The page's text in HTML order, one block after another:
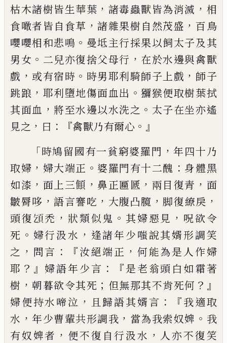
枯木諸樹皆生華葉 ， 諸毒蟲獸皆為消滅 ， 相
食噉者皆 自食草 ，諸雜果樹自然茂盛 ， 百鳥
嚶嚶相和悲鳴 。 曼坻主行採果以飼太子及其
男女 。 二兒亦復捨父母行 ， 在於水邊與禽獸
戲 ， 或有宿時 。 時男耶利騎師子上戲 ， 師子
跳踉 ， 耶利墮地傷面血出 。獼猴便取樹葉拭
其面血 ， 將至水邊以水洗之 。 太子在坐亦遙
見之 ， 曰 ：『禽獸乃有爾心 。』
「時鳩留國有一貧窮婆羅門 ， 年四十乃
取婦 ， 婦大端正 。 婆羅門有十二醜 ： 身體黑
如漆 ， 面 上三顀 ，鼻正匾㔸 ， 兩目復青 ， 面
皺脣哆 ，語言謇吃 ， 大腹凸臗 ， 脚復繚戾 ，
頭復𩑔禿 ， 狀類似鬼 。 其婦惡見 ， 呪欲令
死 。 婦行汲水 ， 逢諸年少嗤說其婿形調笑
之 ， 問言 ：『汝絕端正 ， 何能為是人作婦
耶 ？』 婦語年少言 ：『是老翁頭白如霜著
樹 ，朝暮欲令其死 ； 但無那其不肯死何 ？』
婦便持水啼泣 ， 且歸語其婿言 ：『我適取
水 ， 年少曹輩共形調我 ， 當為我索奴婢 。 我
有奴婢者 ， 便不復自行汲水 ， 人亦不復笑